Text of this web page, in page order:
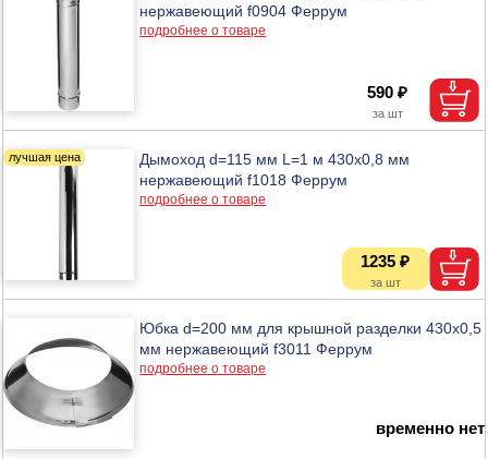
нержавеющий f0904 Феррум
подробнее о товаре
590 ₽
Дымоход d=115 мм L=1 м 430х0,8 мм
нержавеющий f1018 Феррум
подробнее о товаре
1235 ₽
Юбка d=200 мм для крышной разделки 430х0,5
мм нержавеющий f3011 Феррум
подробнее о товаре
временно нет